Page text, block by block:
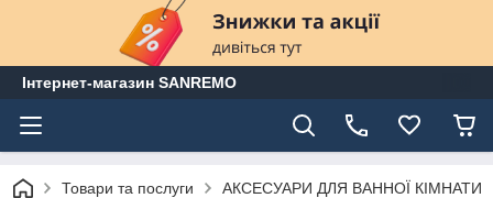
Інтернет-магазин SANREMO
Товари та послуги АКСЕСУАРИ ДЛЯ ВАННОЇ КІМНАТИ